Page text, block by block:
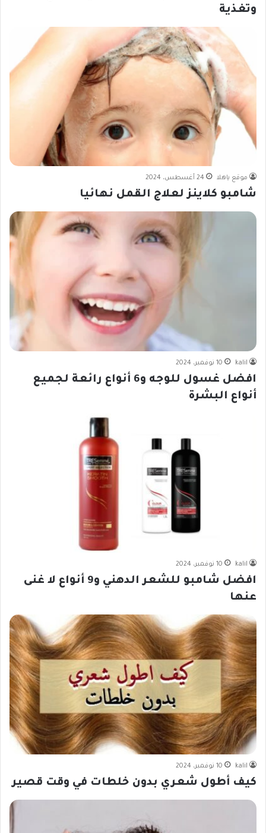
وتغذية
موقع ياهلا 24 أغسطس، 2024
شامبو كلاينز لعلاج القمل نهائيا
kalil 10 نوفمبر، 2024
افضل غسول للوجه و6 أنواع رائعة لجميع
أنواع البشرة
kalil 10 نوفمبر، 2024
افضل شامبو للشعر الدهني و9 أنواع لا غنى
عنها
kalil 10 نوفمبر، 2024
كيف أطول شعري بدون خلطات في وقت قصير